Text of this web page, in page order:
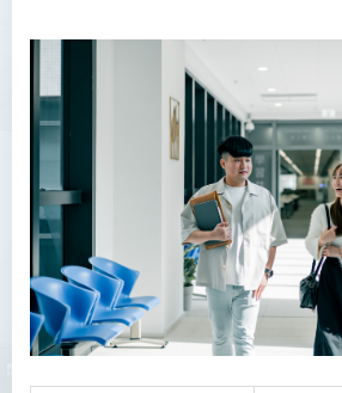
关于我们
使命和目标
团队
项目
刊物
联络我们